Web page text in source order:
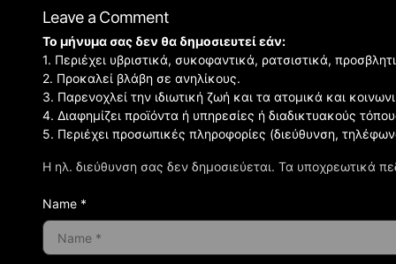
Leave a Comment
Η ηλ. διεύθυνση σας δεν δημοσιεύεται. Τα υποχρεωτικά
Το μήνυμα σας δεν θα δημοσιευτεί εάν:
1. Περιέχει υβριστικά, συκοφαντικά, ρατσιστικά,
2. Προκαλεί βλάβη σε ανηλίκους.
3. Παρενοχλεί την ιδιωτική ζωή και τα ατομικά και
4. Διαφημίζει προϊόντα ή υπηρεσίες ή διαδικτυακούς
5. Περιέχει προσωπικές πληροφορίες (διεύθυνση,
Name *